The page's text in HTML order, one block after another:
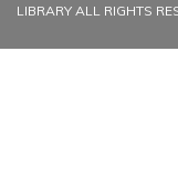
LIBRARY ALL RIGHTS